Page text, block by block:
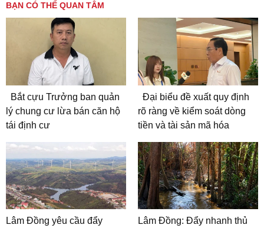
BẠN CÓ THỂ QUAN TÂM
Bắt cựu Trưởng ban quản
lý chung cư lừa bán căn hộ
tái định cư
Đại biểu đề xuất quy định
rõ ràng về kiểm soát dòng
tiền và tài sản mã hóa
Lâm Đồng yêu cầu đẩy
Lâm Đồng: Đẩy nhanh thủ